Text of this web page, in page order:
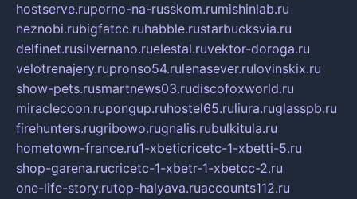
hostserve.ruporno-na-russkom.rumishinlab.ru
neznobi.rubigfatcc.ruhabble.rustarbucksvia.ru
delfinet.rusilvernano.ruelestal.ruvektor-doroga.ru
velotrenajery.rupronso54.rulenasever.rulovinskix.ru
show-pets.rusmartnews03.rudiscofoxworld.ru
miraclecoon.rupongup.ruhostel65.ruliura.ruglasspb.ru
firehunters.rugribowo.rugnalis.rubulkitula.ru
hometown-france.ru1-xbeticricetc-1-xbetti-5.ru
shop-garena.rucricetc-1-xbetr-1-xbetcc-2.ru
one-life-story.rutop-halyava.ruaccounts112.ru